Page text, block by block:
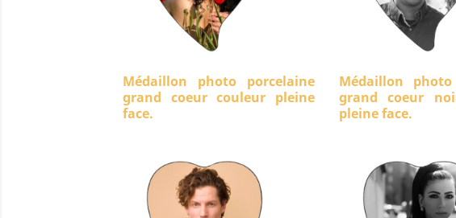
Médaillon photo porcelaine
grand coeur couleur pleine
face.
Médaillon
grand coeur
pleine face.